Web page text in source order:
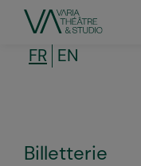
contenu
FR EN
Billetterie